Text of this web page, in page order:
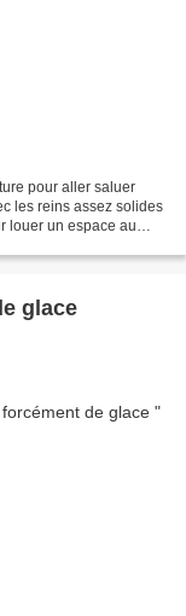
pour aller saluer
les reins assez solides
louer un espace au
glace